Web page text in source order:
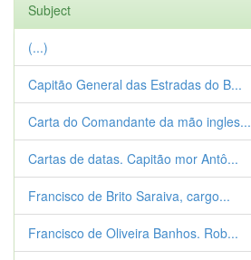
Subject
(...)
Capitão General das Estradas do B...
Carta do Comandante da mão ingles...
Cartas de datas. Capitão mor Antô...
Francisco de Brito Saraiva, cargo...
Francisco de Oliveira Banhos. Rob...